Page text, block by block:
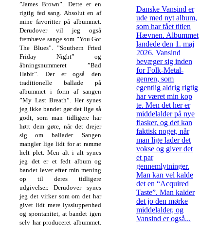
”James Brown”. Dette er en
rigtig fed sang. Absolut en af
mine favoritter på albummet.
Derudover vil jeg også
fremhæve sange som ”You Got
The Blues”. ”Southern Fried
Friday Night” og
åbningsnummeret ”Bad
Habit”. Der er også den
traditionelle ballade på
albummet i form af sangen
”My Last Breath”. Her synes
jeg ikke bandet gør det lige så
godt, som man tidligere har
hørt dem gøre, når det drejer
sig om ballader. Sangen
mangler lige lidt for at ramme
helt plet. Men alt i alt synes
jeg det er et fedt album og
bandet lever efter min mening
op til deres tidligere
udgivelser. Derudover synes
jeg det virker som om det har
givet lidt mere lyssluppenhed
og spontanitet, at bandet igen
selv har produceret albummet.
Danske Vansind er
ude med nyt album,
som har fået titlen
Hævnen. Albummet
landede den 1. maj
2026. Vansind
bevæger sig inden
for Folk-Metal-
genren, som
egentlig aldrig rigtig
har været min kop
te. Men det her er
middelalder på nye
flasker, og det kan
faktisk noget, når
man lige lader det
vokse og giver det
et par
gennemlytninger.
Man kan vel kalde
det en “Acquired
Taste”. Man kalder
det jo den mørke
middelalder, og
Vansind er også...